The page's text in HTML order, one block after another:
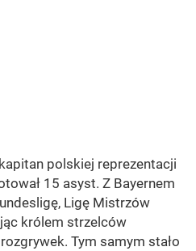
polskiej reprezentacji
15 asyst. Z Bayernem
Ligę Mistrzów
królem strzelców
Tym samym stało